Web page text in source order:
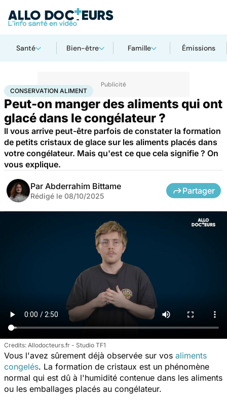
Santé Bien-être Famille Émissions
AccueilBien-êtreNutritionConservation aliment
CONSERVATION ALIMENT
Peut-on manger des aliments qui ont
glacé dans le congélateur ?
Il vous arrive peut-être parfois de constater la formation
de petits cristaux de glace sur les aliments placés dans
votre congélateur. Mais qu'est ce que cela signifie ? On
vous explique.
Par Abderrahim Bittame
Rédigé le 08/10/2025
Partager
Allodocteurs.fr - Studio TF1
Vous l'avez sûrement déjà observée sur vos aliments
congelés. La formation de cristaux est un phénomène
normal qui est dû à l'humidité contenue dans les aliments
ou les emballages placés au congélateur.